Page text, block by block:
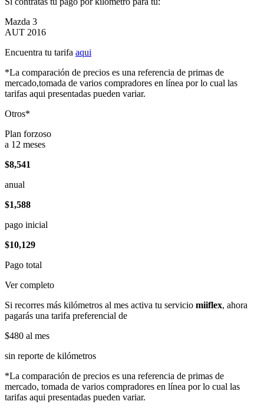
Mazda 3
AUT 2016
Encuentra tu tarifa aqui
*La comparación de precios es una referencia de primas de
mercado,tomada de varios compradores en línea por lo cual las
tarifas aqui presentadas pueden variar.
Otros*
Plan forzoso
a 12 meses
$8,541
anual
$1,588
pago inicial
$10,129
Pago total
Ver completo
Si recorres más kilómetros al mes activa tu servicio miiflex, ahora
pagarás una tarifa preferencial de
$480 al mes
sin reporte de kilómetros
*La comparación de precios es una referencia de primas de
mercado, tomada de varios compradores en línea por lo cual las
tarifas aqui presentadas pueden variar.